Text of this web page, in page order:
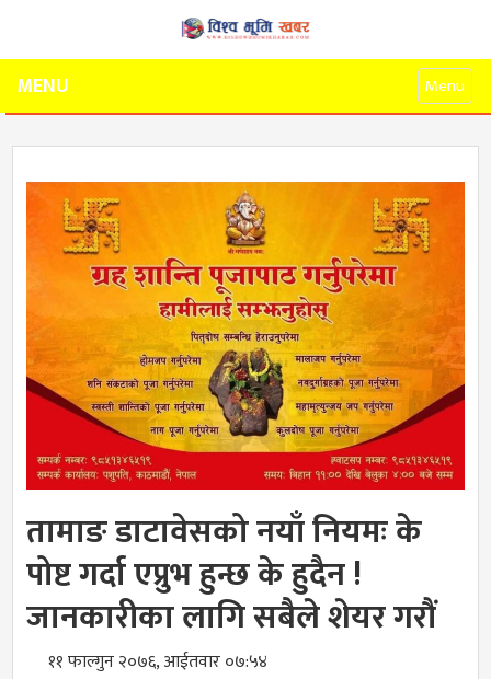
MENU Menu
तामाङ डाटावेसको नयाँ नियमः के
पोष्ट गर्दा एप्रुभ हुन्छ के हुदैन !
जानकारीका लागि सबैले शेयर गरौं
११ फाल्गुन २०७६, आईतवार ०७:५४